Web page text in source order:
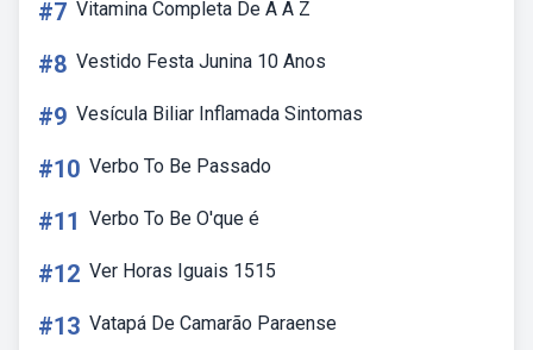
#7 Vitamina Completa De A A Z
#8 Vestido Festa Junina 10 Anos
#9 Vesícula Biliar Inflamada Sintomas
#10 Verbo To Be Passado
#11 Verbo To Be O'que é
#12 Ver Horas Iguais 1515
#13 Vatapá De Camarão Paraense